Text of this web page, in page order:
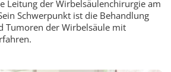
Leitung der Wirbelsäulenchirurgie am
Schwerpunkt ist die Behandlung
Tumoren der Wirbelsäule mit